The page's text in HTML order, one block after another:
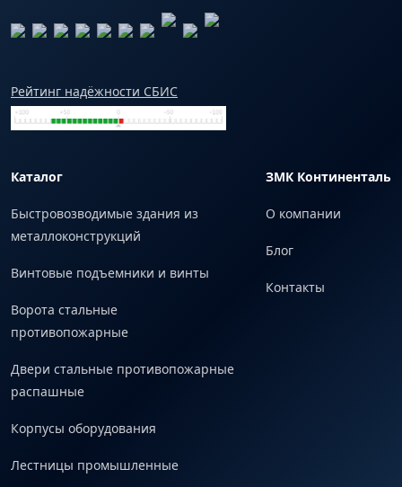
Рейтинг надёжности СБИС
Каталог
Быстровозводимые здания из
металлоконструкций
Винтовые подъемники и винты
Ворота стальные
противопожарные
Двери стальные противопожарные
распашные
Корпусы оборудования
Лестницы промышленные
ЗМК Континенталь
О компании
Блог
Контакты